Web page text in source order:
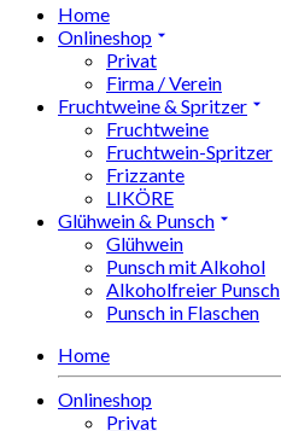
Home
Onlineshop
Privat
Firma / Verein
Fruchtweine & Spritzer
Fruchtweine
Fruchtwein-Spritzer
Frizzante
LIKÖRE
Glühwein & Punsch
Glühwein
Punsch mit Alkohol
Alkoholfreier Punsch
Punsch in Flaschen
Home
Onlineshop
Privat